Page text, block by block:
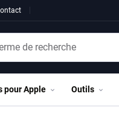
pour Apple Outils